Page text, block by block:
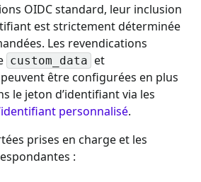
OIDC standard, leur inclusion
est strictement déterminée
Les revendications
custom_data et
être configurées en plus
le jeton d’identifiant via les
personnalisé.
prises en charge et les
: